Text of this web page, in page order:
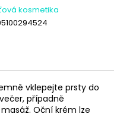
kosmetika
vklepejte prsty do
případně
Oční krém lze